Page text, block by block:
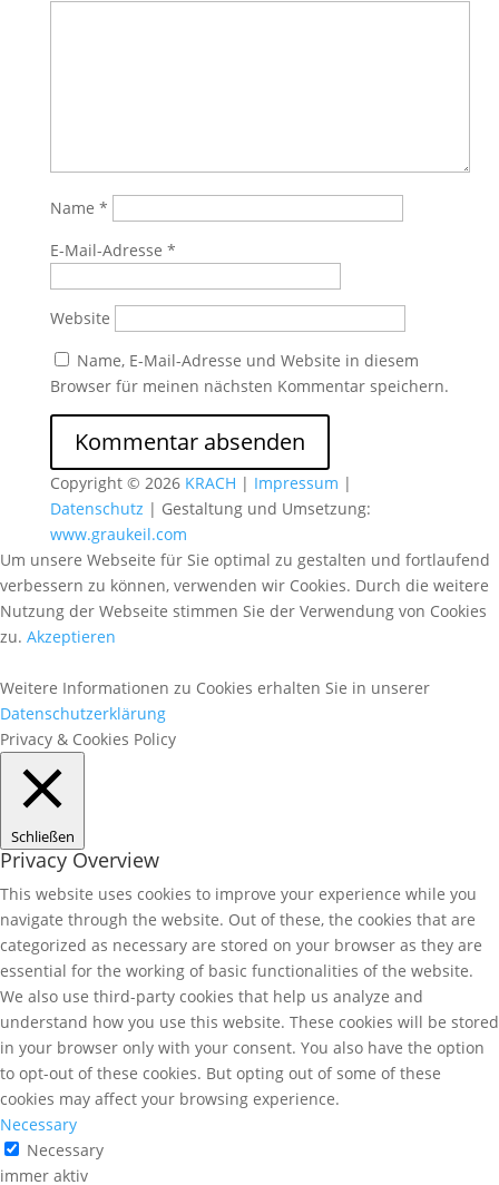
Name *
E-Mail-Adresse *
Website
Name, E-Mail-Adresse und Website in diesem
Browser für meinen nächsten Kommentar speichern.
Copyright © 2026 KRACH | Impressum |
Datenschutz | Gestaltung und Umsetzung:
www.graukeil.com
Um unsere Webseite für Sie optimal zu gestalten und fortlaufend
verbessern zu können, verwenden wir Cookies. Durch die weitere
Nutzung der Webseite stimmen Sie der Verwendung von Cookies
zu. Akzeptieren
Weitere Informationen zu Cookies erhalten Sie in unserer
Datenschutzerklärung
Privacy & Cookies Policy
Schließen
Privacy Overview
This website uses cookies to improve your experience while you
navigate through the website. Out of these, the cookies that are
categorized as necessary are stored on your browser as they are
essential for the working of basic functionalities of the website.
We also use third-party cookies that help us analyze and
understand how you use this website. These cookies will be stored
in your browser only with your consent. You also have the option
to opt-out of these cookies. But opting out of some of these
cookies may affect your browsing experience.
Necessary
Necessary
immer aktiv